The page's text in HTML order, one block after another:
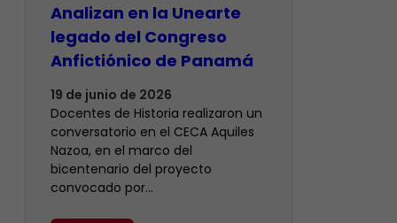
Analizan en la Unearte
legado del Congreso
Anfictiónico de Panamá
19 de junio de 2026
Docentes de Historia realizaron un
conversatorio en el CECA Aquiles
Nazoa, en el marco del
bicentenario del proyecto
convocado por…